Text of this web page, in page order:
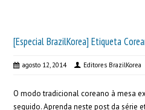
[Especial BrazilKorea] Etiqueta
agosto 12, 2014 Editores BrazilKorea
O modo tradicional coreano à mesa
seguido. Aprenda neste post da série